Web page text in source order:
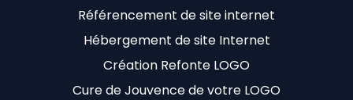
Référencement de site internet
Hébergement de site Internet
Création Refonte LOGO
Cure de Jouvence de votre LOGO